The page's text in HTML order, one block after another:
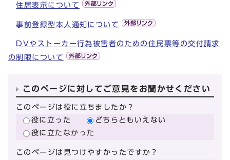
住居表示について
事前登録型本人通知について
DVやストーカー行為被害者のための住民票等の交付請求
の制限について
このページに対してご意見をお聞かせください
このページは役に立ちましたか？
役に立った
どちらともいえない
役に立たなかった
このページは見つけやすかったですか？